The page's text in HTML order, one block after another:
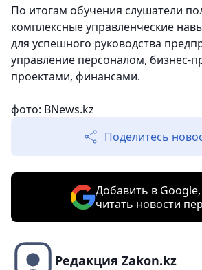
По итогам обучения слушатели
комплексные управленческие
для успешного руководства
управление персоналом, бизнес-
проектами, финансами.
фото: BNews.kz
Поделитесь
Добавить в
читать новости
Редакция Zakon.kz